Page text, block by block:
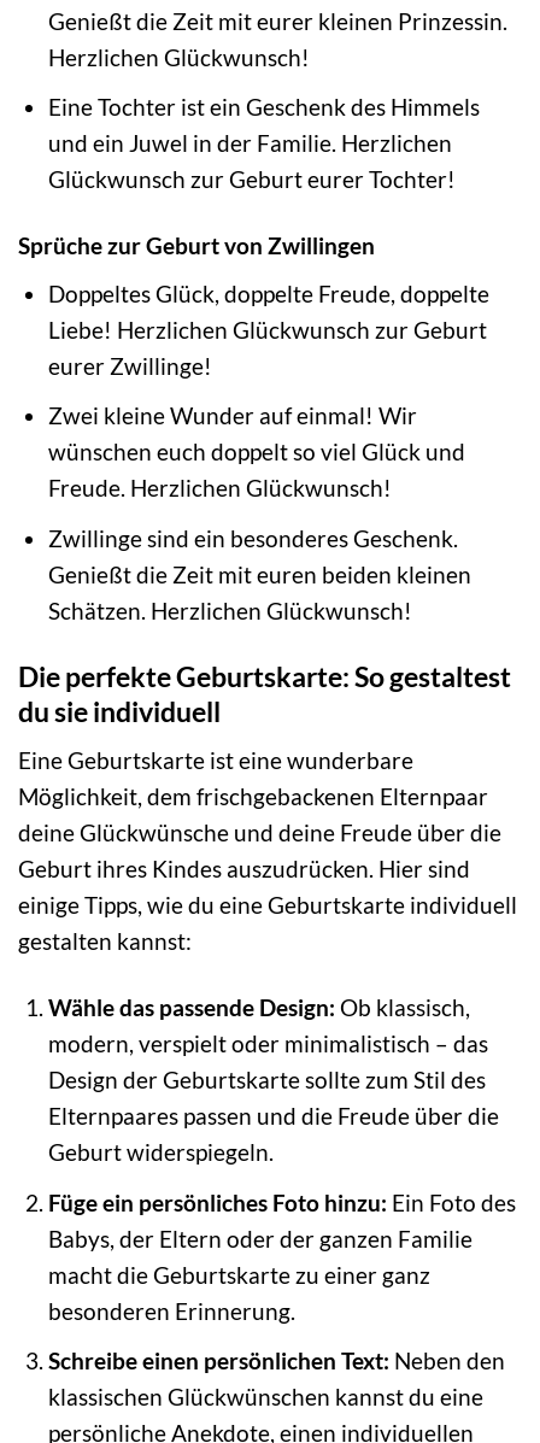
Genießt die Zeit mit eurer kleinen Prinzessin.
Herzlichen Glückwunsch!
Eine Tochter ist ein Geschenk des Himmels
und ein Juwel in der Familie. Herzlichen
Glückwunsch zur Geburt eurer Tochter!
Sprüche zur Geburt von Zwillingen
Doppeltes Glück, doppelte Freude, doppelte
Liebe! Herzlichen Glückwunsch zur Geburt
eurer Zwillinge!
Zwei kleine Wunder auf einmal! Wir
wünschen euch doppelt so viel Glück und
Freude. Herzlichen Glückwunsch!
Zwillinge sind ein besonderes Geschenk.
Genießt die Zeit mit euren beiden kleinen
Schätzen. Herzlichen Glückwunsch!
Die perfekte Geburtskarte: So gestaltest
du sie individuell
Eine Geburtskarte ist eine wunderbare
Möglichkeit, dem frischgebackenen Elternpaar
deine Glückwünsche und deine Freude über die
Geburt ihres Kindes auszudrücken. Hier sind
einige Tipps, wie du eine Geburtskarte individuell
gestalten kannst:
Wähle das passende Design: Ob klassisch,
modern, verspielt oder minimalistisch – das
Design der Geburtskarte sollte zum Stil des
Elternpaares passen und die Freude über die
Geburt widerspiegeln.
Füge ein persönliches Foto hinzu: Ein Foto des
Babys, der Eltern oder der ganzen Familie
macht die Geburtskarte zu einer ganz
besonderen Erinnerung.
Schreibe einen persönlichen Text: Neben den
klassischen Glückwünschen kannst du eine
persönliche Anekdote, einen individuellen